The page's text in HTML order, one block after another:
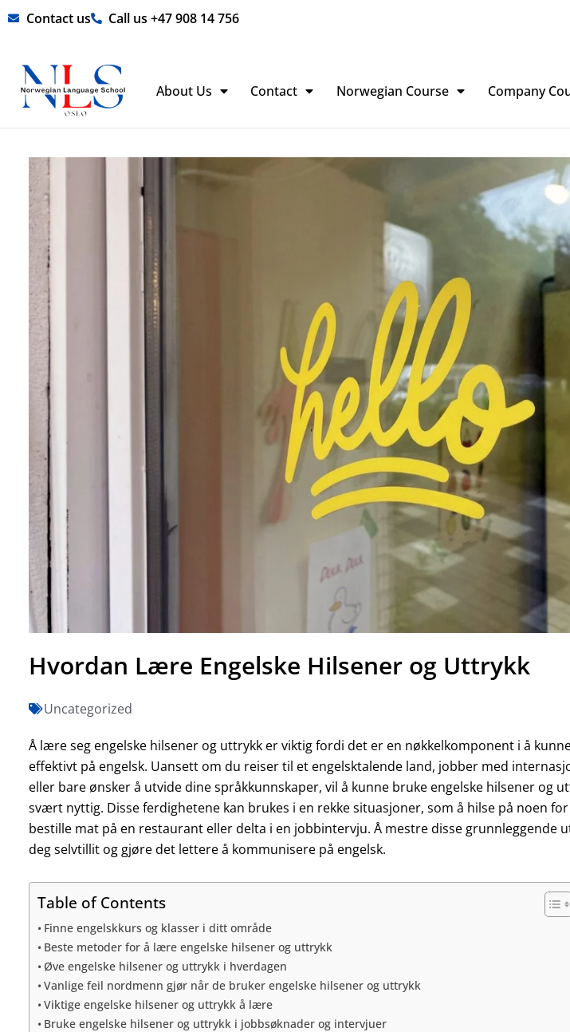
Skip Contact us Call us +47 908 14 756
About Us Contact Norwegian Course Company
Hvordan Lære Engelske Hilsener og Uttrykk
Uncategorized
Å lære seg engelske hilsener og uttrykk er viktig fordi det er en nøkkelkomponent i å
effektivt på engelsk. Uansett om du reiser til et engelsktalende land, jobber med
eller bare ønsker å utvide dine språkkunnskaper, vil å kunne bruke engelske hilsener og
svært nyttig. Disse ferdighetene kan brukes i en rekke situasjoner, som å hilse på noen
bestille mat på en restaurant eller delta i en jobbintervju. Å mestre disse grunnleggende
deg selvtillit og gjøre det lettere å kommunisere på engelsk.
Table of Contents
Finne engelskkurs og klasser i ditt område
Beste metoder for å lære engelske hilsener og uttrykk
Øve engelske hilsener og uttrykk i hverdagen
Vanlige feil nordmenn gjør når de bruker engelske hilsener og uttrykk
Viktige engelske hilsener og uttrykk å lære
Bruke engelske hilsener og uttrykk i jobbsøknader og intervjuer